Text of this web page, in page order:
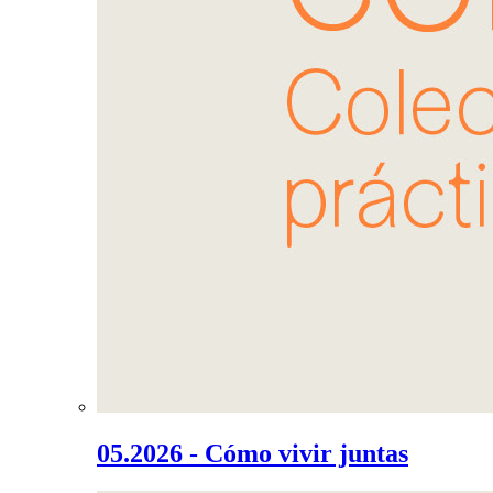
05.2026 - Cómo vivir juntas